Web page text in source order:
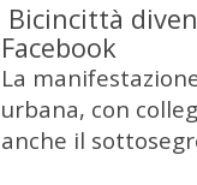
Bicincittà
Facebook
La
urbana, con
anche il